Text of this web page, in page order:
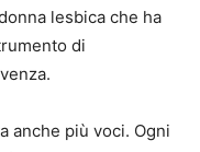
lesbica che ha
di
anche più voci. Ogni